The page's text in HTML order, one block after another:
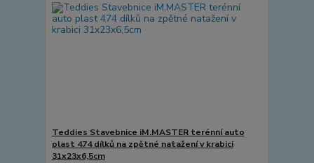
Teddies Stavebnice iM.MASTER terénní auto
plast 474 dílků na zpětné natažení v krabici
31x23x6,5cm